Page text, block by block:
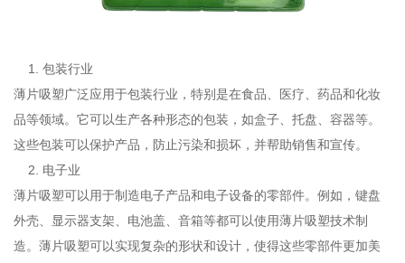
1. 包装行业
薄片吸塑广泛应用于包装行业，特别是在食品、医疗、药品和化妆
品等领域。它可以生产各种形态的包装，如盒子、托盘、容器等。
这些包装可以保护产品，防止污染和损坏，并帮助销售和宣传。
2. 电子业
薄片吸塑可以用于制造电子产品和电子设备的零部件。例如，键盘
外壳、显示器支架、电池盖、音箱等都可以使用薄片吸塑技术制
造。薄片吸塑可以实现复杂的形状和设计，使得这些零部件更加美